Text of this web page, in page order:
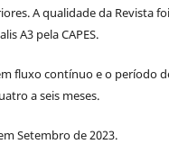
A qualidade da Revista
A3 pela CAPES.
fluxo contínuo e o período
a seis meses.
Setembro de 2023.